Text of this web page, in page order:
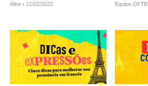
Aline 21/02/2022 Equipe OFTB